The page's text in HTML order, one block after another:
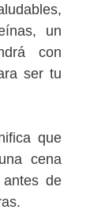
un
con
ser tu
que
cena
de